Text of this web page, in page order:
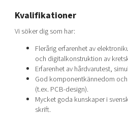
Kvalifikationer
Vi söker dig som har:
Flerårig erfarenhet av
och digitalkonstruktion av
Erfarenhet av hårdvarutest,
God komponentkännedom
(t.ex. PCB-design).
Mycket goda kunskaper i
skrift.